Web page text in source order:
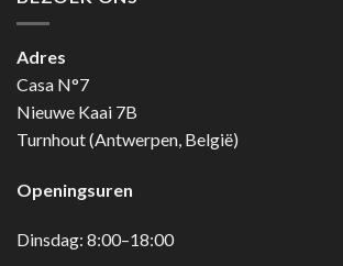
Adres
Casa N°7
Nieuwe Kaai 7B
Turnhout (Antwerpen, België)
Openingsuren
Dinsdag: 8:00–18:00